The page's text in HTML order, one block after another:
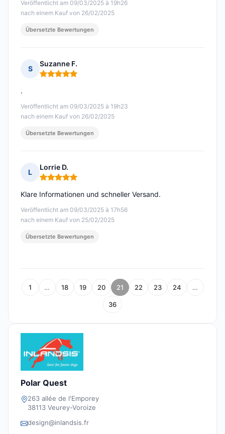
Veröffentlicht am 09/03/2025 à 19h26
nach einem Kauf von 26/02/2025
Übersetzte Bewertungen
S
Suzanne F.
Hinweis: 5 von 5
Veröffentlicht am 09/03/2025 à 19h23
nach einem Kauf von 26/02/2025
.
Übersetzte Bewertungen
L
Lorrie D.
Hinweis: 5 von 5
Veröffentlicht am 09/03/2025 à 17h56
nach einem Kauf von 25/02/2025
Klare Informationen und schneller Versand.
Übersetzte Bewertungen
1 … 18 19 20 21 22 23 24 …
36
Polar Quest
263 allée de l'Emporey
38113 Veurey-Voroize
design@inlandsis.fr